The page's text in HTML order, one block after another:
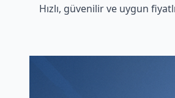
Hızlı, güvenilir ve uygun